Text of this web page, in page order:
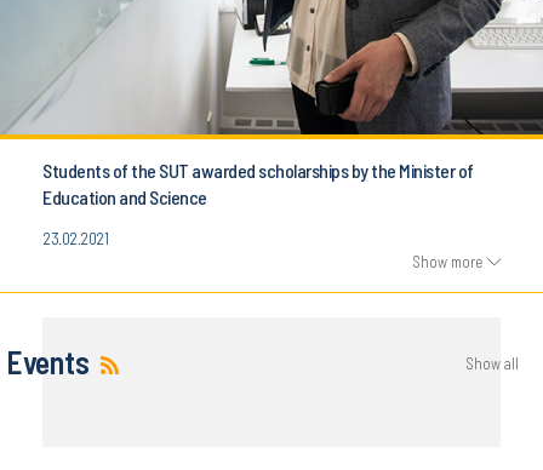
Students of the SUT awarded scholarships by the Minister of
Education and Science
23.02.2021
Show more
Events Show all